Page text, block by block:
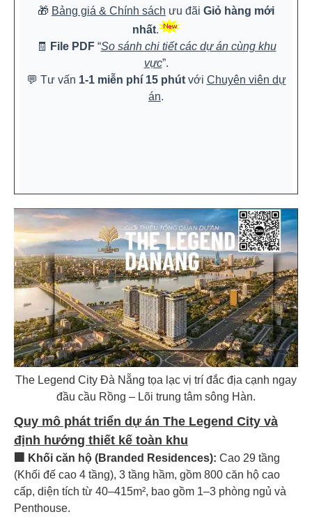
🎁 Bảng giá & Chính sách ưu đãi Giỏ hàng mới
nhất.
🧾
File PDF“So sánh chi tiết các dự án cùng khu
vực”.
💬 Tư vấn 1-1 miễn phí 15 phútvới Chuyên viên dự
án.
The Legend City Đà Nẵng tọa lạc vị trí đắc địa cạnh ngay
đầu cầu Rồng – Lõi trung tâm sông Hàn.
Quy mô phát triển dự án The Legend City và
định hướng thiết kế toàn khu
🏢 Khối căn hộ (Branded Residences): Cao 29 tầng
(Khối đế cao 4 tầng), 3 tầng hầm, gồm 800 căn hộ cao
cấp, diện tích từ 40–415m², bao gồm 1–3 phòng ngủ và
Penthouse.